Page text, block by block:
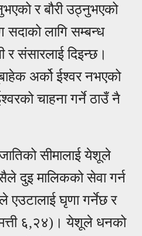
र बौरी उठ्नुभएको
सदाको लागि सम्बन्ध
र संसारलाई दिइन्छ।
अर्को ईश्वर नभएको
चाहना गर्ने ठाउँ नै
सीमालाई येशूले
दुइ मालिकको सेवा गर्न
घृणा गर्नेछ र
६,२४)। येशूले धनको